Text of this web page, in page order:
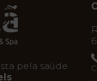
pela saúde